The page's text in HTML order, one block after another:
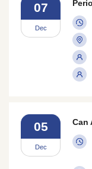
07
Dec
05
Dec